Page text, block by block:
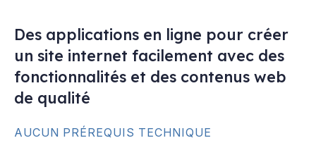
Des applications en ligne pour créer
un site internet facilement avec des
fonctionnalités et des contenus web
de qualité
AUCUN PRÉREQUIS TECHNIQUE